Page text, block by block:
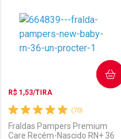
Laboratório
Por Menos
(70)
R$ 1,53/TIRA
Fraldas Pampers Premium
Care Recém-Nascido RN+ 36
COMPRAR